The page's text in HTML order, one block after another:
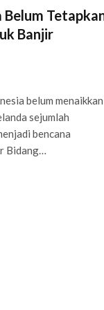
Banjir
belum menaikkan
sejumlah
bencana
Bidang…